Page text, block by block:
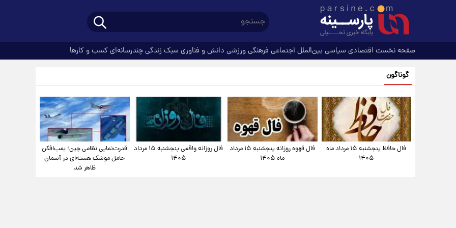
صفحه نخست اقتصادی سیاسی بین‌الملل اجتماعی فرهنگیورزشی دانش و فناوری سبک زندگیچندرسانه‌ای کسب و کارها
گوناگون
فال حافظ پنجشنبه ۱۵ مرداد ماه
۱۴۰۵
فال قهوه روزانه پنجشنبه ۱۵ مرداد
ماه ۱۴۰۵
فال روزانه واقعی پنجشنبه ۱۵ مرداد
۱۴۰۵
قدرت‌نمایی نظامی چین؛ بمب‌افکن
حامل موشک هسته‌ای در آسمان
ظاهر شد